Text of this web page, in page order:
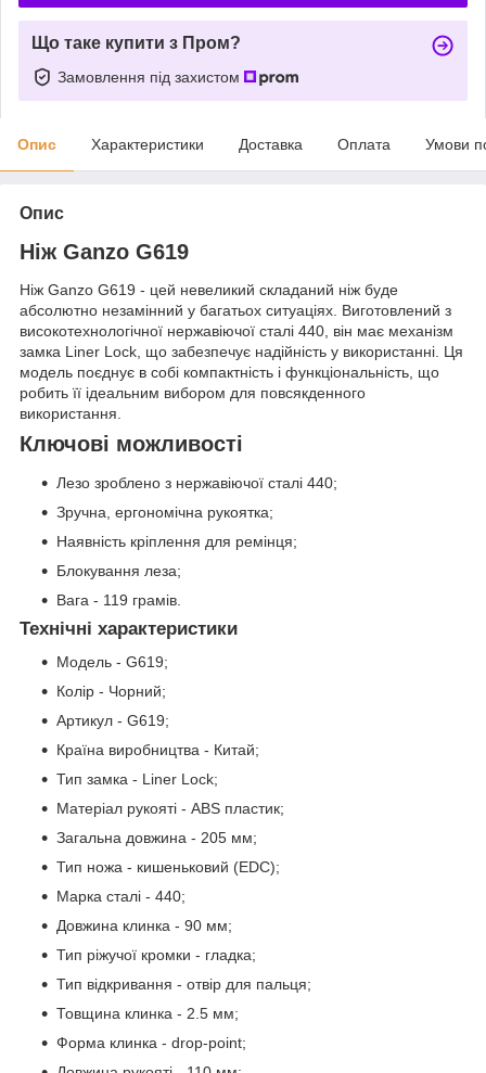
Що таке купити з Пром?
Замовлення під захистом
Опис Характеристики Доставка Оплата Умови
Опис
Ніж Ganzo G619
Ніж Ganzo G619 - цей невеликий складаний ніж буде
абсолютно незамінний у багатьох ситуаціях. Виготовлений з
високотехнологічної нержавіючої сталі 440, він має механізм
замка Liner Lock, що забезпечує надійність у використанні. Ця
модель поєднує в собі компактність і функціональність, що
робить її ідеальним вибором для повсякденного
використання.
Ключові можливості
Лезо зроблено з нержавіючої сталі 440;
Зручна, ергономічна рукоятка;
Наявність кріплення для ремінця;
Блокування леза;
Вага - 119 грамів.
Технічні характеристики
Модель - G619;
Колір - Чорний;
Артикул - G619;
Країна виробництва - Китай;
Тип замка - Liner Lock;
Матеріал рукояті - ABS пластик;
Загальна довжина - 205 мм;
Тип ножа - кишеньковий (EDC);
Марка сталі - 440;
Довжина клинка - 90 мм;
Тип ріжучої кромки - гладка;
Тип відкривання - отвір для пальця;
Товщина клинка - 2.5 мм;
Форма клинка - drop-point;